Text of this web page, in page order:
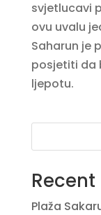
svjetlucavi
ovu uvalu
Saharun je
posjetiti da
ljepotu.
Recent
Plaža